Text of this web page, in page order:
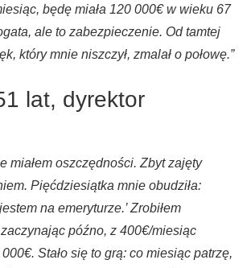
będę miała 120 000€ w wieku 67
ale to zabezpieczenie. Od tamtej
który mnie niszczył, zmalał o połowę.”
lat, dyrektor
miałem oszczędności. Zbyt zajęty
Pięćdziesiątka mnie obudziła:
na emeryturze.’ Zrobiłem
późno, z 400€/miesiąc
Stało się to grą: co miesiąc patrzę,